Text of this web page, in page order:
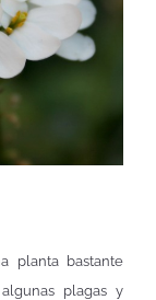
planta bastante
plagas y